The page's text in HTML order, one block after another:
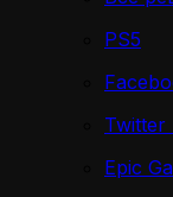
PS5
Twitter
Epic